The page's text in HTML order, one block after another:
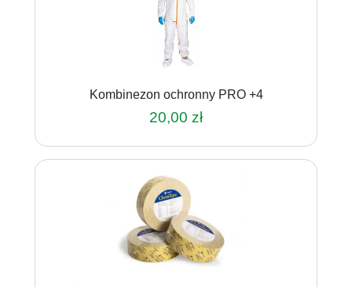
Kombinezon ochronny PRO +4
20,00 zł
produkt
ma
wiele
wariantów.
Opcje
można
wybrać